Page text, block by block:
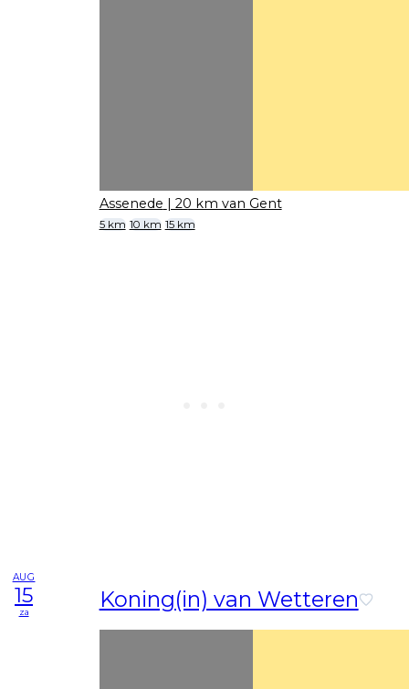
Assenede | 20 km van Gent
5 km 10 km 15 km
AUG
15
za Koning(in) van Wetteren